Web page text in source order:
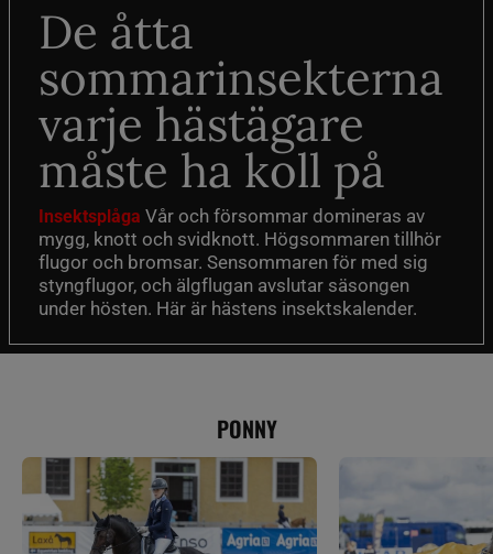
De åtta
sommarinsekterna
varje hästägare
måste ha koll på
Insektsplåga Vår och försommar domineras av
mygg, knott och svidknott. Högsommaren tillhör
flugor och bromsar. Sensommaren för med sig
styngflugor, och älgflugan avslutar säsongen
under hösten. Här är hästens insektskalender.
PONNY